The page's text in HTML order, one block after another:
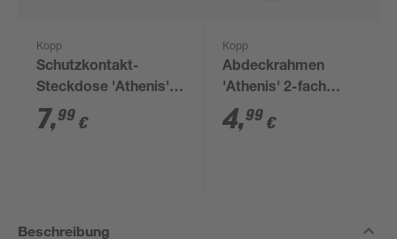
Kopp
Schutzkontakt-
Steckdose 'Athenis'
anthrazit
7,99 €
Kopp
Abdeckrahmen
'Athenis' 2-fach
anthrazit
4,99 €
Beschreibung